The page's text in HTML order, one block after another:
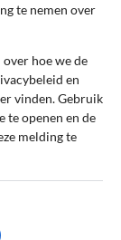
te nemen over
hoe we de
en
vinden. Gebruik
te openen en de
melding te